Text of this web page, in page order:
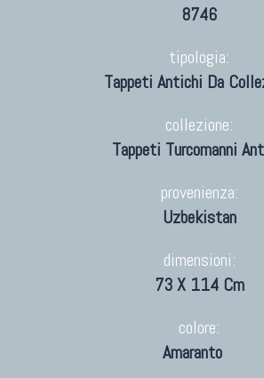
8746
tipologia:
Tappeti Antichi Da
collezione:
Tappeti Turcomanni
provenienza:
Uzbekistan
dimensioni:
73 X 114 Cm
colore:
Amaranto